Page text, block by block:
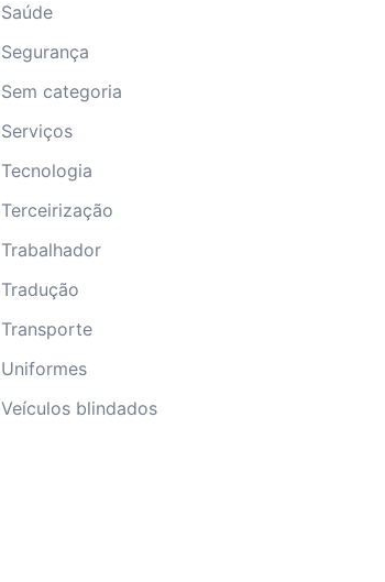
Saúde
Segurança
Sem categoria
Serviços
Tecnologia
Terceirização
Trabalhador
Tradução
Transporte
Uniformes
Veículos blindados